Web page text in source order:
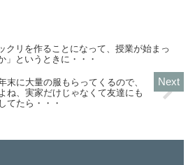
クリを作ることになって、授業が始まっ
」というときに・・・
末に大量の服もらってくるので、
ね、実家だけじゃなくて友達にも
てたら・・・